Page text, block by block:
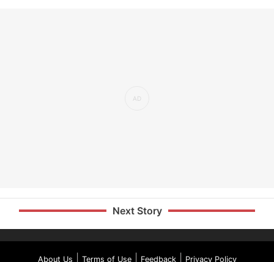
Next Story
About Us Terms of Use| Feedback| Privacy Policy